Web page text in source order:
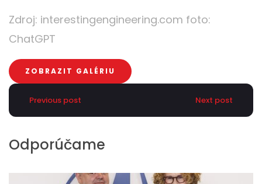
Zdroj: interestingengineering.com foto:
ChatGPT
ZOBRAZIT GALÉRIU
Previous post Next post
Odporúčame